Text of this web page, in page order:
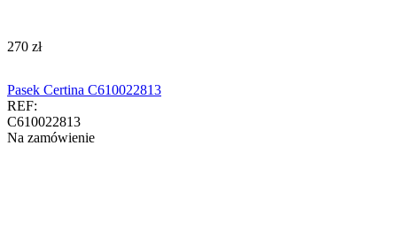
‍270‍ zł
Pasek Certina C610022813
REF:
C610022813
Na zamówienie